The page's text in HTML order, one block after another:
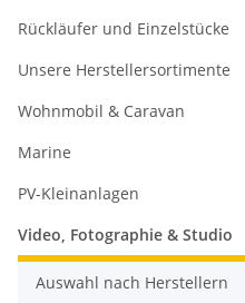
Rückläufer und Einzelstücke
Unsere Herstellersortimente
Wohnmobil & Caravan
Marine
PV-Kleinanlagen
Video, Fotographie & Studio
Auswahl nach Herstellern